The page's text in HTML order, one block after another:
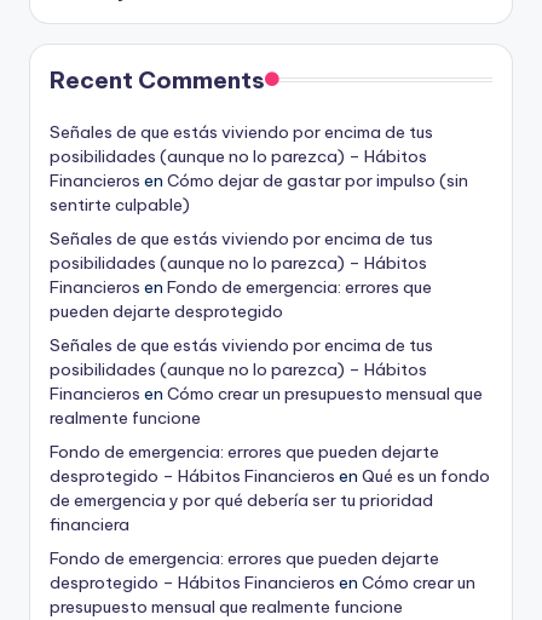
Recent Comments
Señales de que estás viviendo por encima de tus
posibilidades (aunque no lo parezca) – Hábitos
Financieros en Cómo dejar de gastar por impulso (sin
sentirte culpable)
Señales de que estás viviendo por encima de tus
posibilidades (aunque no lo parezca) – Hábitos
Financieros en Fondo de emergencia: errores que
pueden dejarte desprotegido
Señales de que estás viviendo por encima de tus
posibilidades (aunque no lo parezca) – Hábitos
Financieros en Cómo crear un presupuesto mensual que
realmente funcione
Fondo de emergencia: errores que pueden dejarte
desprotegido – Hábitos Financieros en Qué es un fondo
de emergencia y por qué debería ser tu prioridad
financiera
Fondo de emergencia: errores que pueden dejarte
desprotegido – Hábitos Financieros en Cómo crear un
presupuesto mensual que realmente funcione